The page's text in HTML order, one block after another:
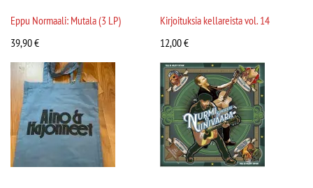
Eppu Normaali: Mutala (3 LP)
39,90€
Kirjoituksia kellareista vol. 14
12,00€